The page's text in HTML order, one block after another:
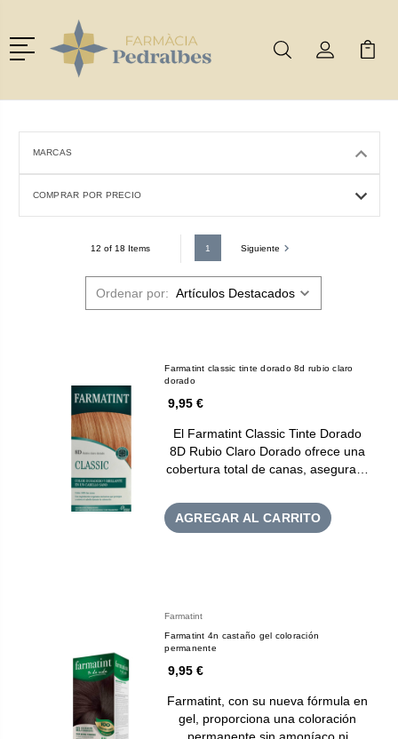
Menú
BuscarMi Cuenta
Mi
MARCAS
COMPRAR POR PRECIO
12 of 18 Items 1 Siguiente
Ordenar por:
Farmatint classic tinte dorado 8d rubio claro
dorado
9,95 €
El Farmatint Classic Tinte Dorado
8D Rubio Claro Dorado ofrece una
cobertura total de canas, asegura…
AGREGAR AL CARRITO
Farmatint
Farmatint 4n castaño gel coloración
permanente
9,95 €
Farmatint, con su nueva fórmula en
gel, proporciona una coloración